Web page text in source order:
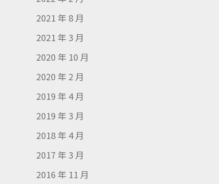
2021 年 8 月
2021 年 3 月
2020 年 10 月
2020 年 2 月
2019 年 4 月
2019 年 3 月
2018 年 4 月
2017 年 3 月
2016 年 11 月